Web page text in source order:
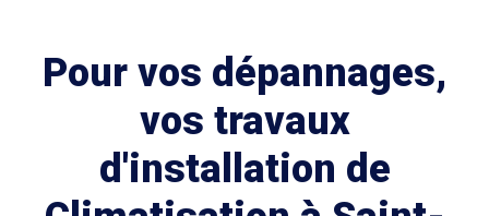
Pour vos dépannages,
vos travaux
d'installation de